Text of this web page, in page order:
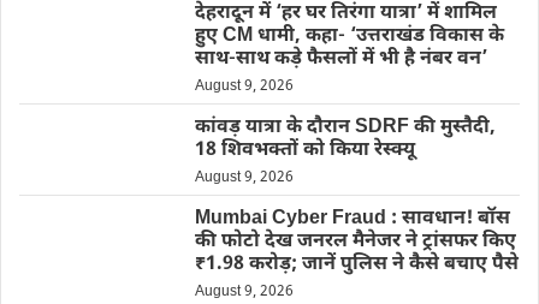
देहरादून में ‘हर घर तिरंगा यात्रा’ में शामिल
हुए CM धामी, कहा- ‘उत्तराखंड विकास के
साथ-साथ कड़े फैसलों में भी है नंबर वन’
August 9, 2026
कांवड़ यात्रा के दौरान SDRF की मुस्तैदी,
18 शिवभक्तों को किया रेस्क्यू
August 9, 2026
Mumbai Cyber Fraud : सावधान! बॉस
की फोटो देख जनरल मैनेजर ने ट्रांसफर किए
₹1.98 करोड़; जानें पुलिस ने कैसे बचाए पैसे
August 9, 2026